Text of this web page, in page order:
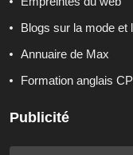
Blogs sur la mode et
Annuaire de Max
Formation anglais
Publicité